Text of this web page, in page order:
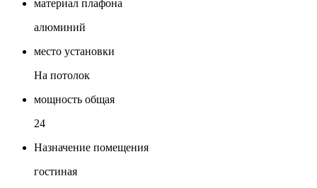
материал плафона
алюминий
место установки
На потолок
мощность общая
24
Назначение помещения
гостиная